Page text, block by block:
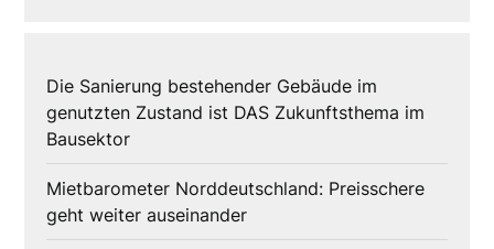
Die Sanierung bestehender Gebäude im
genutzten Zustand ist DAS Zukunftsthema im
Bausektor
Mietbarometer Norddeutschland: Preisschere
geht weiter auseinander